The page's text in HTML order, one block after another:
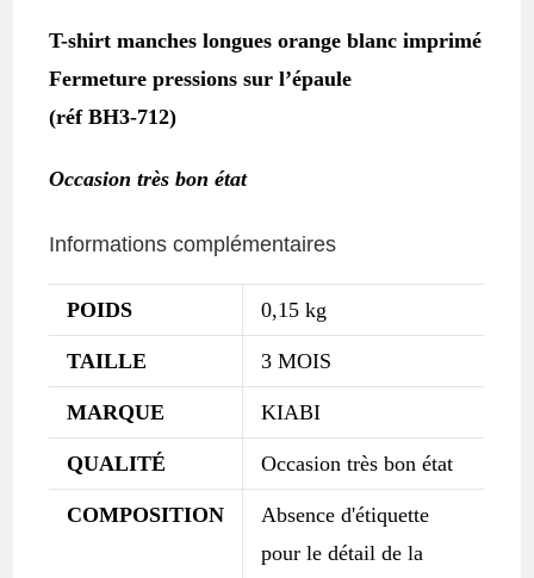
T-shirt manches longues orange blanc imprimé
Fermeture pressions sur l’épaule
(réf BH3-712)
Occasion très bon état
Informations complémentaires
POIDS 0,15 kg
TAILLE 3 MOIS
MARQUE KIABI
QUALITÉ Occasion très bon état
COMPOSITION
Absence d'étiquette
pour le détail de la